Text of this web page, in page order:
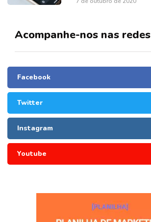
Acompanhe-nos nas redes
Facebook
Twitter
Instagram
Youtube